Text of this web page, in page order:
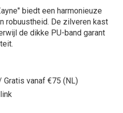
biedt een harmonieuze
robuustheid. De zilveren kast
de dikke PU-band garant
vanaf €75 (NL)